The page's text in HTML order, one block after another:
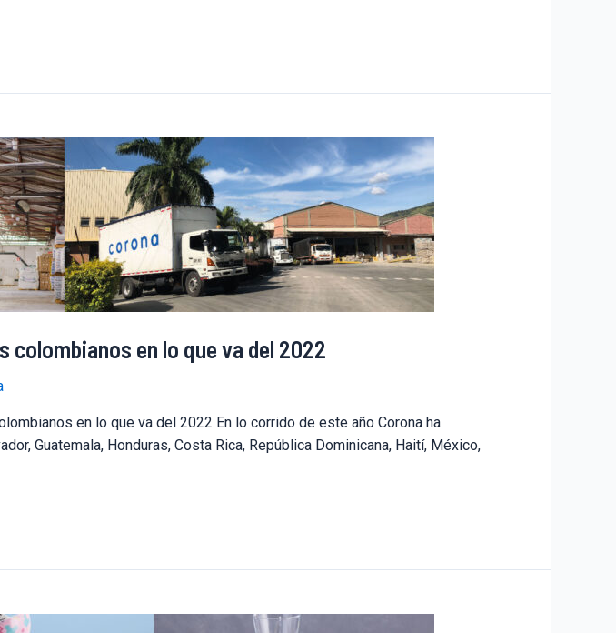
en lo que va del 2022
en lo que va del 2022 En lo corrido de este año Corona ha
Guatemala, Honduras, Costa Rica, República Dominicana, Haití, México,